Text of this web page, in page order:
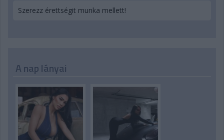
Szerezz érettségit munka mellett!
A nap lányai